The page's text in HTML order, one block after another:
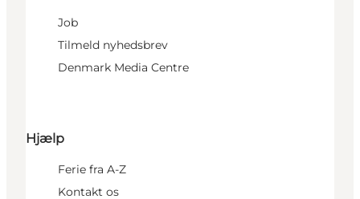
Job
Tilmeld nyhedsbrev
Denmark Media Centre
Hjælp
Ferie fra A-Z
Kontakt os